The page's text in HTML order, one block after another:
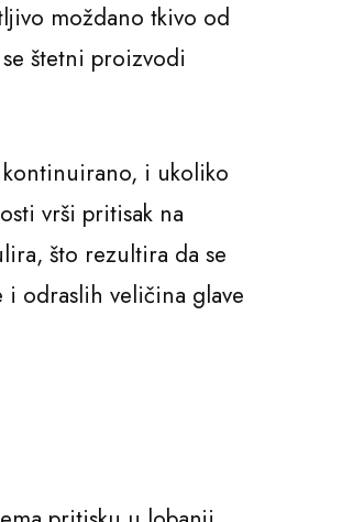
moždano tkivo od
štetni proizvodi
kontinuirano, i ukoliko
vrši pritisak na
što rezultira da se
i odraslih veličina glave